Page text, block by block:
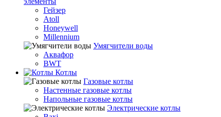
Гейзер
Atoll
Honeywell
Millennium
Умягчители воды
Аквафор
BWT
Котлы
Гaзовые котлы
Настенные газовые котлы
Напольные газовые котлы
Электрические котлы